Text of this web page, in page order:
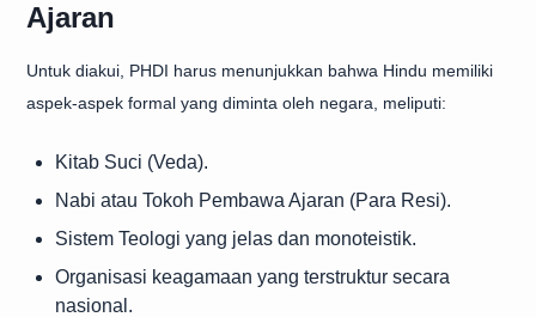
Ajaran
Untuk diakui, PHDI harus menunjukkan bahwa Hindu memiliki
aspek-aspek formal yang diminta oleh negara, meliputi:
Kitab Suci (Veda).
Nabi atau Tokoh Pembawa Ajaran (Para Resi).
Sistem Teologi yang jelas dan monoteistik.
Organisasi keagamaan yang terstruktur secara
nasional.